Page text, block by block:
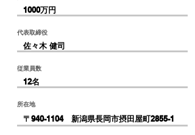
1000万円
代表取締役
佐々木 健司
従業員数
12名
所在地
〒940-1104 新潟県長岡市摂田屋町2855-1